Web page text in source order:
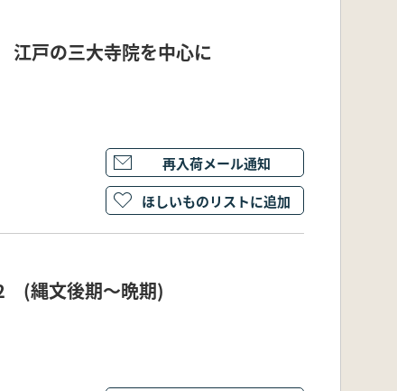
戸の三大寺院を中心に
再入荷メール通知
ほしいものリストに追加
(縄文後期～晩期)